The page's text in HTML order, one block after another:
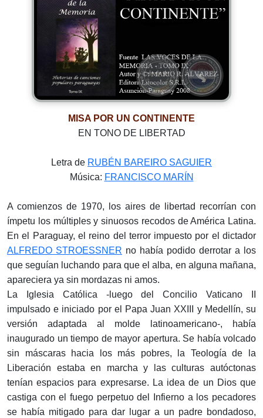
MISA POR UN CONTINENTE
EN TONO DE LIBERTAD
Letra de RUBÉN BAREIRO SAGUIER
Música: FRANCISCO MARÍN
A comienzos de 1970, los aires de libertad recorrían con
ímpetu los múltiples y sinuosos recodos de América Latina.
En el Paraguay, el reino del terror impuesto por el dictador
ALFREDO STROESSNER no había podido derrotar a los
que seguían luchando para que el alba, en alguna mañana,
apareciera ya sin mordazas ni amos.
La Iglesia Católica -luego del Concilio Vaticano II
impulsado e iniciado por el Papa Juan XXIII y Medellín, su
versión adaptada al molde latinoamericano-, había
inaugurado un tiempo de mayor apertura. Se había volcado
sin máscaras hacia los más pobres, la Teología de la
Liberación estaba en marcha y las culturas autóctonas
tenían espacios para expresarse. La idea de un Dios que
castiga con el fuego perpetuo del Infierno a los pecadores
se había mitigado para dar lugar a un padre bondadoso,